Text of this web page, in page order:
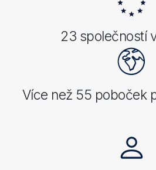
23 společností
Více než 55 poboček